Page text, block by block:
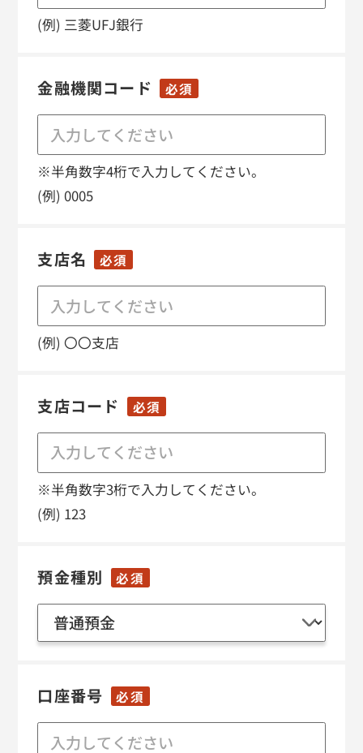
(例) 三菱UFJ銀行
金融機関コード 必須
※半角数字4桁で入力してください。
(例) 0005
支店名 必須
(例) 〇〇支店
支店コード 必須
※半角数字3桁で入力してください。
(例) 123
預金種別 必須
口座番号 必須